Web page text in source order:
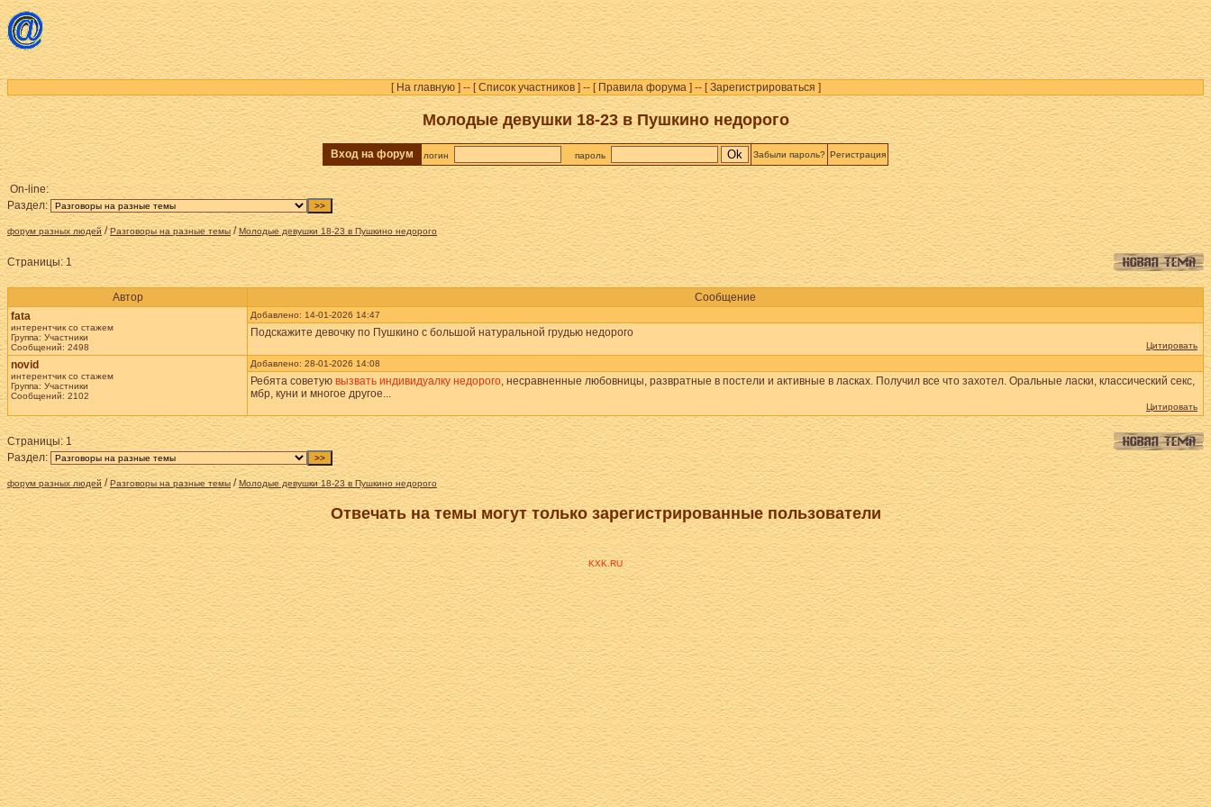
[ На главную] -- [Список участников] -- [ Правила форума] -- [Зарегистрироваться ]
Молодые девушки 18-23 в Пушкино недорого
Вход на форум логин пароль Забыли пароль? Регистрация
On-line:
Раздел:
форум разных людей /Разговоры на разные темы /Молодые девушки 18-23 в Пушкино недорого
Страницы:1
Автор
Сообщение
fata
интерентчик со стажем
Группа: Участники
Сообщений: 2498
Добавлено: 14-01-2026 14:47
Подскажите девочку по Пушкино с большой натуральной грудью недорого
Цитировать
novid
интерентчик со стажем
Группа: Участники
Сообщений: 2102
Добавлено: 28-01-2026 14:08
Ребята советую вызвать индивидуалку недорого, несравненные любовницы, развратные в постели и активные в ласках. Получил все что захотел. Оральные ласки, классический секс,
мбр, куни и многое другое...
Цитировать
Страницы:1
Раздел:
форум разных людей /Разговоры на разные темы /Молодые девушки 18-23 в Пушкино недорого
Отвечать на темы могут только зарегистрированные пользователи
KXK.RU